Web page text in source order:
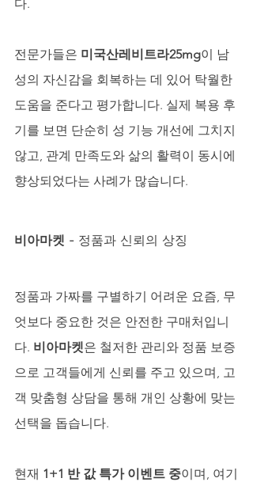
다.
전문가들은 미국산레비트라25mg이 남
성의 자신감을 회복하는 데 있어 탁월한
도움을 준다고 평가합니다. 실제 복용 후
기를 보면 단순히 성 기능 개선에 그치지
않고, 관계 만족도와 삶의 활력이 동시에
향상되었다는 사례가 많습니다.
비아마켓 - 정품과 신뢰의 상징
정품과 가짜를 구별하기 어려운 요즘, 무
엇보다 중요한 것은 안전한 구매처입니
다. 비아마켓은 철저한 관리와 정품 보증
으로 고객들에게 신뢰를 주고 있으며, 고
객 맞춤형 상담을 통해 개인 상황에 맞는
선택을 돕습니다.
현재 1+1 반 값 특가 이벤트 중이며, 여기